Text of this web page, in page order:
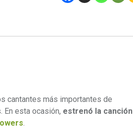
cantantes más importantes de
En esta ocasión, estrenó la canción
.